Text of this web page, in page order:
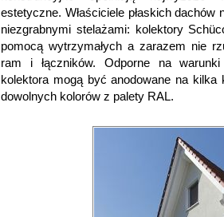
estetyczne. Właściciele płaskich
niezgrabnymi stelażami: kolektory
pomocą wytrzymałych a zarazem nie
ram i łączników. Odporne na
kolektora mogą być anodowane na
dowolnych kolorów z palety RAL.